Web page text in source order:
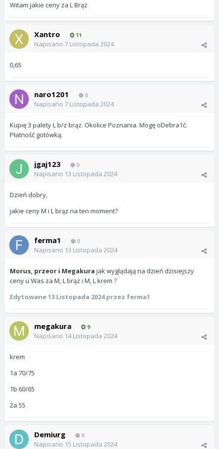
Witam jakie ceny za L Brąz
Xantro 11
Napisano 7 Listopada 2024
0,65
naro1201 0
Napisano 7 Listopada 2024
Kupię 3 palety L b/z brąz. Okolice Poznania. Mogę oDebra1ć.
Płatność gotówką.
jgaj123 0
Napisano 13 Listopada 2024
Dzień dobry,
jakie ceny M i L brąz na ten moment?
ferma1 0
Napisano 13 Listopada 2024
Morus, przeor i Megakura jak wyglądają na dzień dzisiejszy
ceny u Was za M, L brąz i M, L krem ?
Edytowane13 Listopada 2024przez ferma1
megakura 9
Napisano 14 Listopada 2024
krem
1a 70/75
1b 60/65
2a 55
Demiurg 0
Napisano 15 Listopada 2024